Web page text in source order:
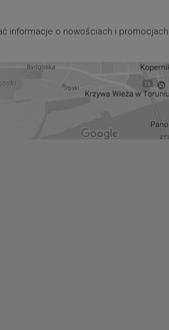
informacje o nowościach i promocjach.